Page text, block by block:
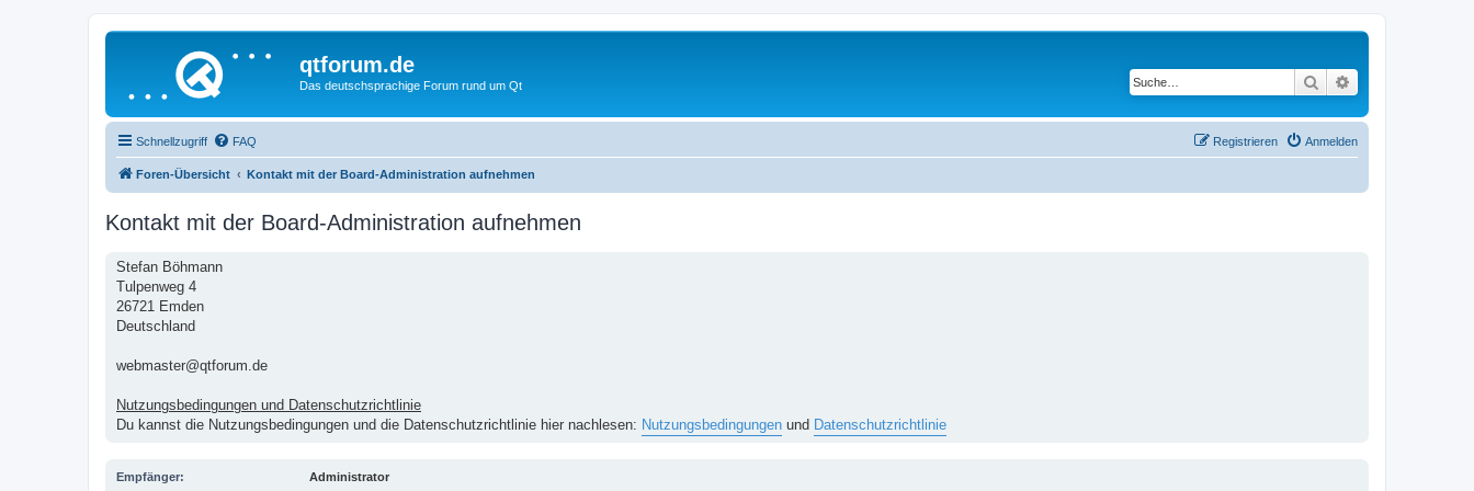
qtforum.de
Das deutschsprachige Forum rund um Qt Suche
Schnellzugriff FAQ Anmelden
Registrieren
Foren-Übersicht Kontakt mit der Board-Administration aufnehmen
Kontakt mit der Board-Administration aufnehmen
Stefan Böhmann
Tulpenweg 4
26721 Emden
Deutschland
webmaster@qtforum.de
Nutzungsbedingungen und Datenschutzrichtlinie
Du kannst die Nutzungsbedingungen und die Datenschutzrichtlinie hier nachlesen: Nutzungsbedingungen und Datenschutzrichtlinie
Empfänger: Administrator